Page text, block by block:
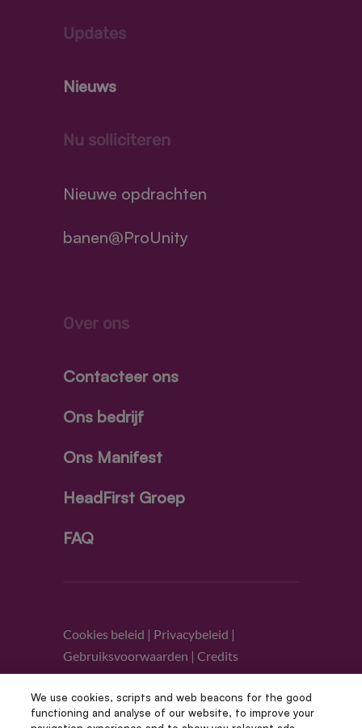
Updates
Nieuws
Nu solliciteren
Nieuwe opdrachten
banen@ProUnity
Over ons
Contacteer ons
Ons bedrijf
Ons Manifest
HeadFirst Groep
FAQ
Cookies beleid | Privacybeleid |
Gebruiksvoorwaarden | Credits
Volg ons
We use cookies, scripts and web beacons for the good
functioning and analyse of our website, to improve your